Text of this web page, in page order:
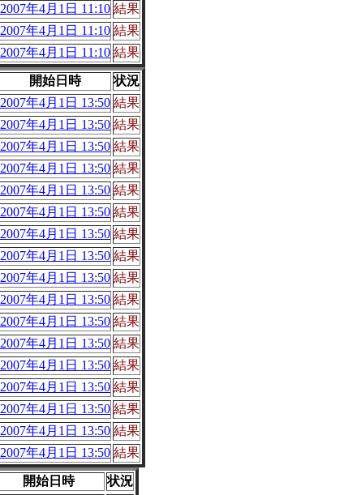
2007年4月1日 11:10 結果
2007年4月1日 11:10 結果
2007年4月1日 11:10 結果
開始日時
状況
2007年4月1日 13:50 結果
2007年4月1日 13:50 結果
2007年4月1日 13:50 結果
2007年4月1日 13:50 結果
2007年4月1日 13:50 結果
2007年4月1日 13:50 結果
2007年4月1日 13:50 結果
2007年4月1日 13:50 結果
2007年4月1日 13:50 結果
2007年4月1日 13:50 結果
2007年4月1日 13:50 結果
2007年4月1日 13:50 結果
2007年4月1日 13:50 結果
2007年4月1日 13:50 結果
2007年4月1日 13:50 結果
2007年4月1日 13:50 結果
2007年4月1日 13:50 結果
開始日時
状況